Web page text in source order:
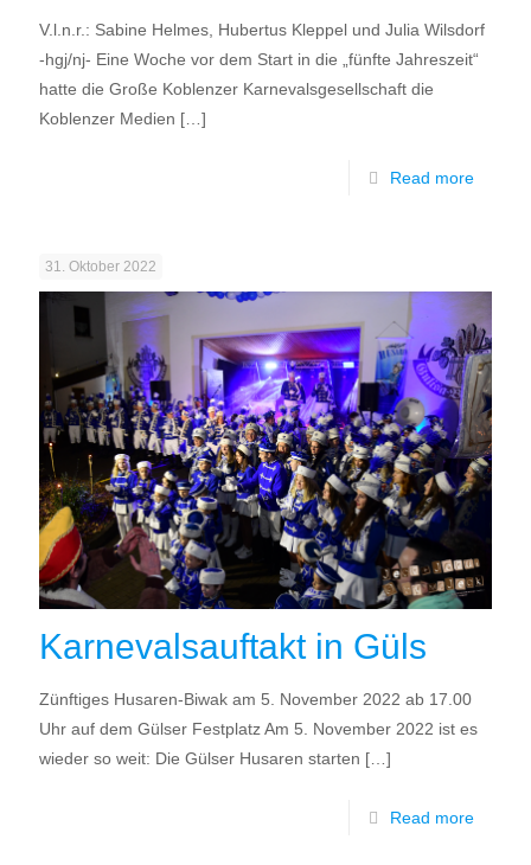
V.l.n.r.: Sabine Helmes, Hubertus Kleppel und Julia Wilsdorf
-hgj/nj- Eine Woche vor dem Start in die „fünfte Jahreszeit“
hatte die Große Koblenzer Karnevalsgesellschaft die
Koblenzer Medien […]
Read more
31. Oktober 2022
Karnevalsauftakt in Güls
Zünftiges Husaren-Biwak am 5. November 2022 ab 17.00
Uhr auf dem Gülser Festplatz Am 5. November 2022 ist es
wieder so weit: Die Gülser Husaren starten […]
Read more